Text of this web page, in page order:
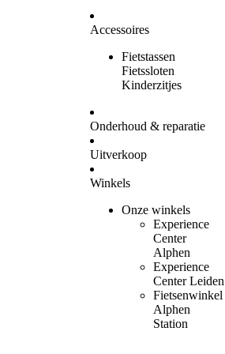
Accessoires
Fietstassen
Fietssloten
Kinderzitjes
Onderhoud & reparatie
Uitverkoop
Winkels
Onze winkels
Experience
Center
Alphen
Experience
Center Leiden
Fietsenwinkel
Alphen
Station